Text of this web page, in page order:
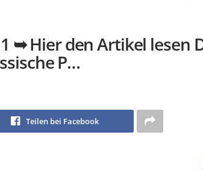
➥ Hier den Artikel lesen
P…
Teilen bei Facebook